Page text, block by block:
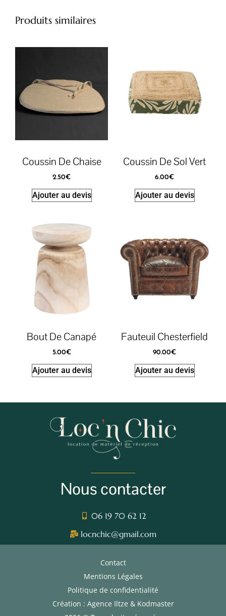
Produits similaires
Coussin De Chaise
2.50€
Ajouter au devis
Coussin De Sol Vert
6.00€
Ajouter au devis
Bout De Canapé
5.00€
Ajouter au devis
Fauteuil Chesterfield
90.00€
Ajouter au devis
Nous contacter
06 19 70 62 12
locnchic@gmail.com
Contact
Mentions Légales
Politique de confidentialité
Création : Agence Iltze & Kodmaster